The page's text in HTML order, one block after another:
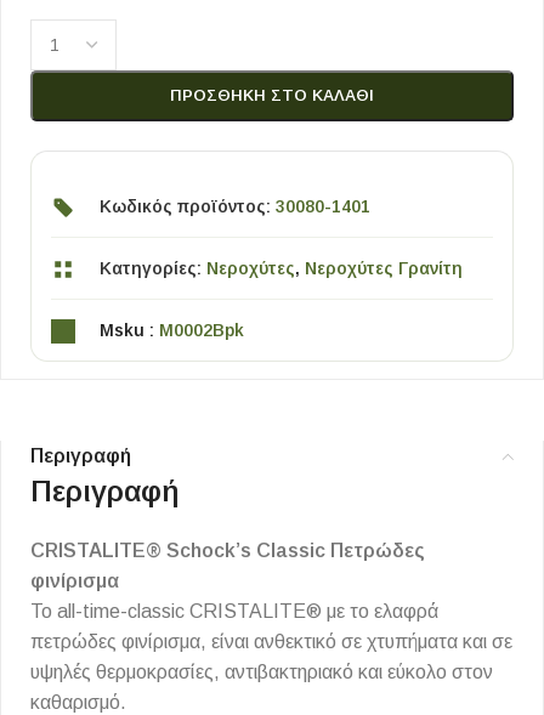
ΠΡΟΣΘΉΚΗ ΣΤΟ ΚΑΛΆΘΙ
Κωδικός προϊόντος: 30080-1401
Κατηγορίες: Νεροχύτες, Νεροχύτες Γρανίτη
Msku : M0002Bpk
Περιγραφή
Περιγραφή
CRISTALITE® Schock’s Classic Πετρώδες
φινίρισμα
Το all-time-classic CRISTALITE® με το ελαφρά
πετρώδες φινίρισμα, είναι ανθεκτικό σε χτυπήματα και σε
υψηλές θερμοκρασίες, αντιβακτηριακό και εύκολο στον
καθαρισμό.